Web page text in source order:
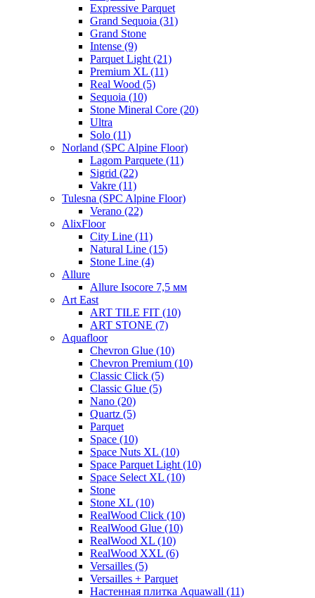
Expressive Parquet
Grand Sequoia (31)
Grand Stone
Intense (9)
Parquet Light (21)
Premium XL (11)
Real Wood (5)
Sequoia (10)
Stone Mineral Core (20)
Ultra
Solo (11)
Norland (SPC Alpine Floor)
Lagom Parquete (11)
Sigrid (22)
Vakre (11)
Tulesna (SPC Alpine Floor)
Verano (22)
AlixFloor
City Line (11)
Natural Line (15)
Stone Line (4)
Allure
Allure Isocore 7,5 мм
Art East
ART TILE FIT (10)
ART STONE (7)
Aquafloor
Chevron Glue (10)
Chevron Premium (10)
Classic Click (5)
Classic Glue (5)
Nano (20)
Quartz (5)
Parquet
Space (10)
Space Nuts XL (10)
Space Parquet Light (10)
Space Select XL (10)
Stone
Stone XL (10)
RealWood Click (10)
RealWood Glue (10)
RealWood XL (10)
RealWood XXL (6)
Versailles (5)
Versailles + Parquet
Настенная плитка Aquawall (11)